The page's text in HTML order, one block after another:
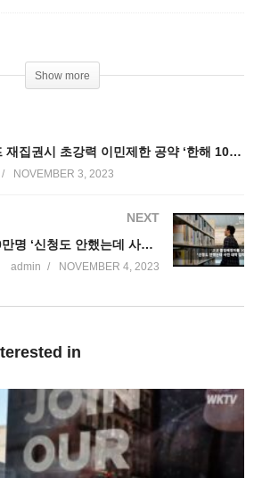
Show more
트럼프 재집권시 초강력 이민제한 공약 ‘한해 100만 추방, 출생시민권 폐지 등’
NOVEMBER 3, 2023
NEXT
고교 졸업예정자들 20만명 ‘신청도 안했는데 사전 대학 입학허가 받는다’
admin NOVEMBER 4, 2023
in